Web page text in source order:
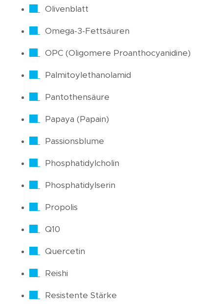
Olivenblatt
Omega-3-Fettsäuren
OPC (Oligomere Proanthocyanidine)
Palmitoylethanolamid
Pantothensäure
Papaya (Papain)
Passionsblume
Phosphatidylcholin
Phosphatidylserin
Propolis
Q10
Quercetin
Reishi
Resistente Stärke